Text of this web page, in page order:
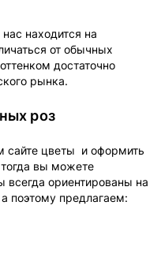
находится на
от обычных
достаточно
рынка.
роз
сайте цветы и оформить
вы можете
всегда ориентированы на
поэтому предлагаем: